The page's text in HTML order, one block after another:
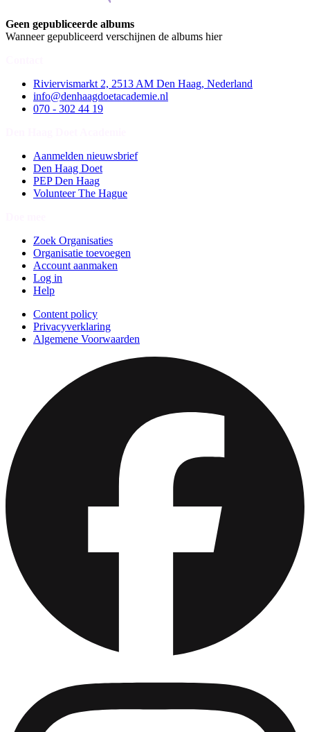
Geen gepubliceerde albums
Wanneer gepubliceerd verschijnen de albums hier
Riviervismarkt 2, 2513 AM Den Haag, Nederland
info@denhaagdoetacademie.nl
070 - 302 44 19
Aanmelden nieuwsbrief
Den Haag Doet
PEP Den Haag
Volunteer The Hague
Zoek Organisaties
Organisatie toevoegen
Account aanmaken
Log in
Help
Content policy
Privacyverklaring
Algemene Voorwaarden